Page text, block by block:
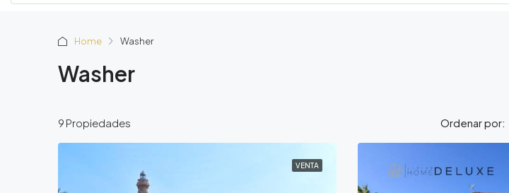
Home Washer
Washer
9 Propiedades Ordenar por:
VENTA